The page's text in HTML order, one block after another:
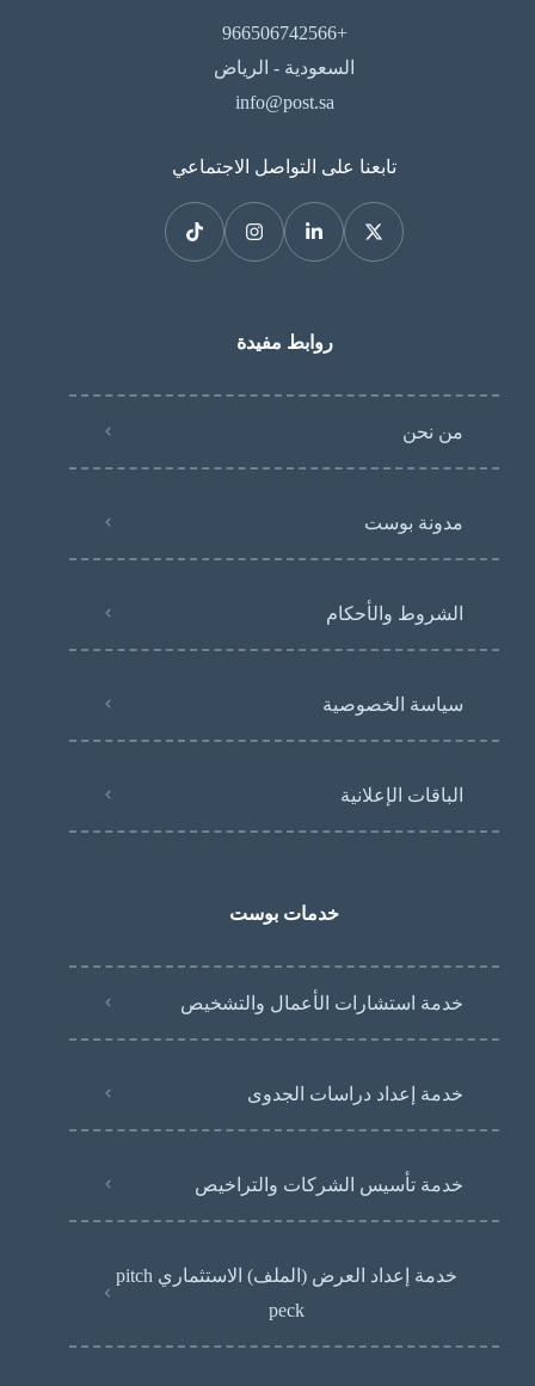
+966506742566
السعودية - الرياض
info@post.sa
تابعنا على التواصل الاجتماعي
روابط مفيدة
من نحن
مدونة بوست
الشروط والأحكام
سياسة الخصوصية
الباقات الإعلانية
خدمات بوست
خدمة استشارات الأعمال والتشخيص
خدمة إعداد دراسات الجدوى
خدمة تأسيس الشركات والتراخيص
خدمة إعداد العرض (الملف) الاستثماري pitch
peck